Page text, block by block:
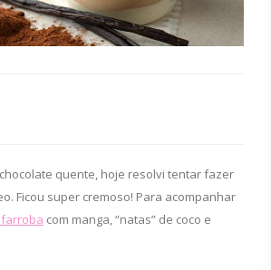
quente, hoje resolvi tentar fazer
Ficou super cremoso! Para acompanhar
a com manga, “natas” de coco e